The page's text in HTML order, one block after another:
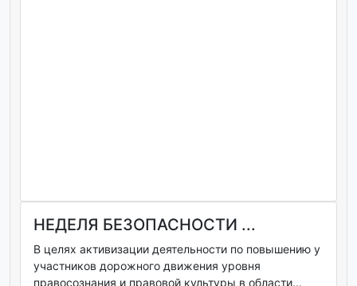
НЕДЕЛЯ БЕЗОПАСНОСТИ ...
В целях активизации деятельности по повышению у
участников дорожного движения уровня
правосознания и правовой культуры в области...